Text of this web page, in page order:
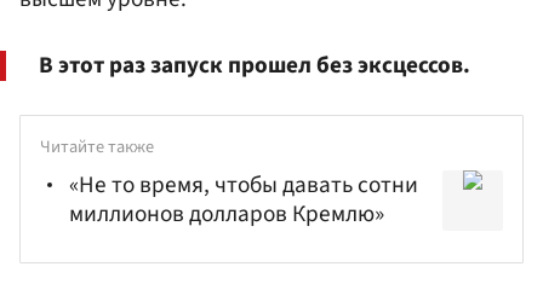
В этот раз запуск прошел без эксцессов.
Читайте также
«Не то время, чтобы давать сотни
миллионов долларов Кремлю»